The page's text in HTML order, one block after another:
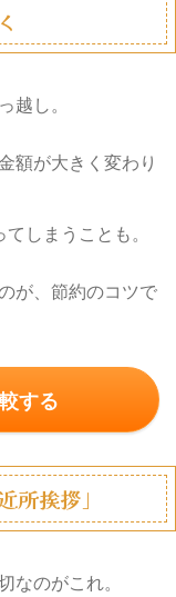
し。
額が大きく変わり
しまうことも。
が、節約のコツで
する
挨拶」
のがこれ。